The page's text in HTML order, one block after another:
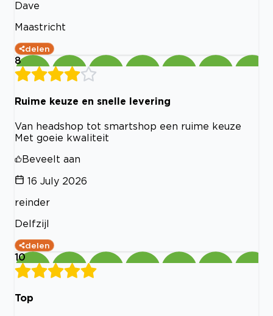
Dave
Maastricht
delen
8
Ruime keuze en snelle levering
Van headshop tot smartshop een ruime keuze
Met goeie kwaliteit
Beveelt aan
16 July 2026
reinder
Delfzijl
delen
10
Top